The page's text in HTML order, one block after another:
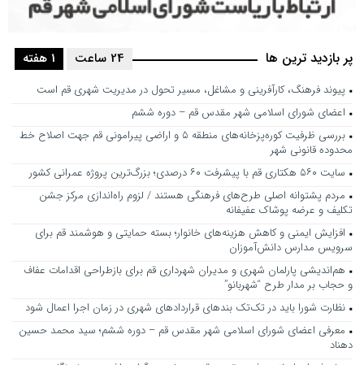
پر بازدید ترین ها 1 هفته 24 ساعت
پیوند فرهنگ، کارآفرینی و مشاغل، مسیر تحول در مدیریت شهری قم است
اعضای شورای اسلامی شهر مقدس قم – دوره ششم
بررسی ظرفیت کوره‌پزخانه‌های منطقه ۵ و اراضی پیرامونی قم جهت اصلاح خط
محدوده قانونی شهر
سایت ۵۶۰ هکتاری قم با پیشرفت ۶۰ درصدی؛ بزرگ‌ترین پروژه عمرانی کشور
مردم پشتوانه اصلی طرح‌های فرهنگی هستند / لزوم راه‌اندازی مرکز جشن
تکلیف و عرضه پوشاک عفیفانه
افزایش ایمنی و کاهش هزینه‌های خانوار؛ بسته حمایتی و هوشمند قم برای
سرویس مدارس دانش‌آموزان
هم‌اندیشی پارلمان شهری و مدیران شهرداری قم برای بازطراحی اقدامات عفاف
و حجاب بر مدار طرح “شهربانو”
نظارت شورا باید در تک‌تک بندهای قراردادهای شهری در زمان اجرا اعمال شود
معرفی اعضای شورای اسلامی شهر مقدس قم – دوره ششم؛ سید محمد حسین
دهناد